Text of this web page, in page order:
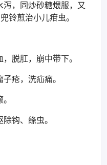
，同炒砂糖煨服，又
铃煎治小儿疳虫。
脱肛，崩中带下。
疮，洗疝痛。
钩、绦虫。